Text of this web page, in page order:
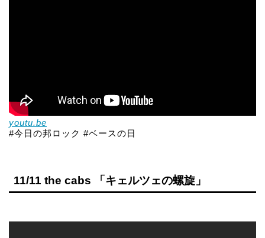
youtu.be
#今日の邦ロック #ベースの日
11/11 the cabs 「キェルツェの螺旋」